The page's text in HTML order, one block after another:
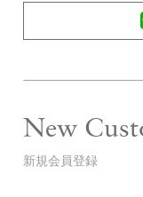
New
新規会員登録